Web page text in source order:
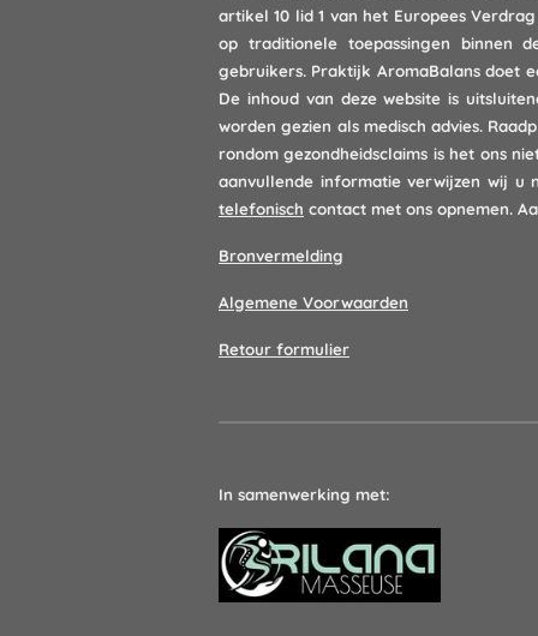
artikel 10 lid 1 van het Europees
op traditionele toepassingen binnen
gebruikers. Praktijk AromaBalans doet
De inhoud van deze website is
worden gezien als medisch advies.
rondom gezondheidsclaims is het ons
aanvullende informatie verwijzen wij u
telefonisch contact met ons opnemen.
Bronvermelding
Algemene Voorwaarden
Retour formulier
In samenwerking met: